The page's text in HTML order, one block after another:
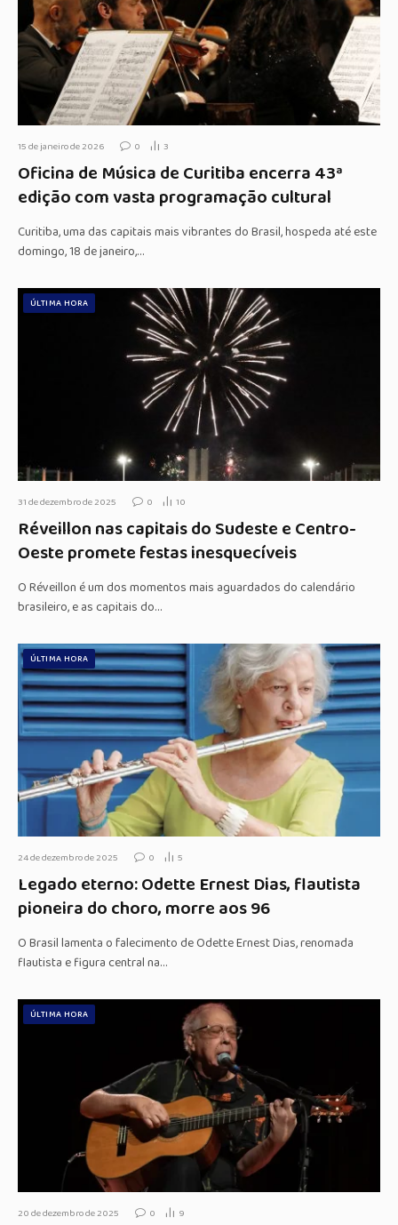
15 de janeiro de 2026 0 3
Oficina de Música de Curitiba encerra 43ª
edição com vasta programação cultural
Curitiba, uma das capitais mais vibrantes do Brasil, hospeda até este
domingo, 18 de janeiro,…
ÚLTIMA HORA
31 de dezembro de 2025 0 10
Réveillon nas capitais do Sudeste e Centro-
Oeste promete festas inesquecíveis
O Réveillon é um dos momentos mais aguardados do calendário
brasileiro, e as capitais do…
ÚLTIMA HORA
24 de dezembro de 2025 0 5
Legado eterno: Odette Ernest Dias, flautista
pioneira do choro, morre aos 96
O Brasil lamenta o falecimento de Odette Ernest Dias, renomada
flautista e figura central na…
ÚLTIMA HORA
20 de dezembro de 2025 0 9